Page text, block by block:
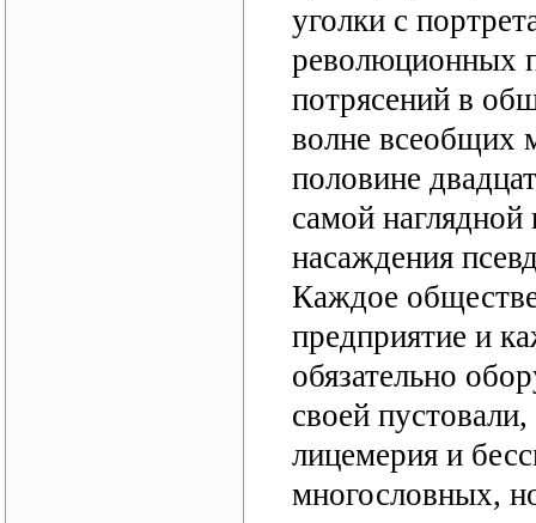
уголки с
революционных
потрясений в
волне всеобщих
половине
самой
насаждения
Каждое
предприятие и
обязательно
своей
лицемерия и
многословных,